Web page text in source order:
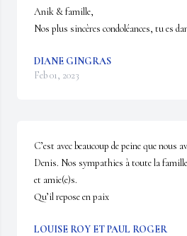
Anik & famille,
Nos plus sincères condoléances, tu es
DIANE GINGRAS
Feb 01, 2023
C’est avec beaucoup de peine que nous
Denis. Nos sympathies à toute la
et amie(e)s.
Qu’il repose en paix
LOUISE ROY ET PAUL ROGER